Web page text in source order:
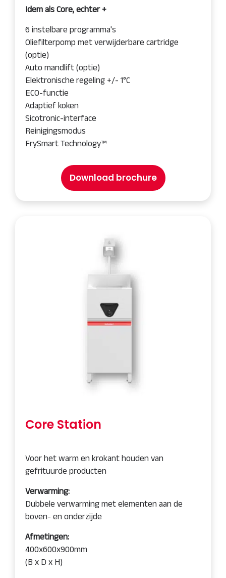
Idem als Core, echter +
6 instelbare programma's
Oliefilterpomp met verwijderbare cartridge
(optie)
Auto mandlift (optie)
Elektronische regeling +/- 1°C
ECO-functie
Adaptief koken
Sicotronic-interface
Reinigingsmodus
FrySmart Technology™
Download brochure
Core Station
Voor het warm en krokant houden van
gefrituurde producten
Verwarming:
Dubbele verwarming met elementen aan de
boven- en onderzijde
Afmetingen:
400x600x900mm
(B x D x H)